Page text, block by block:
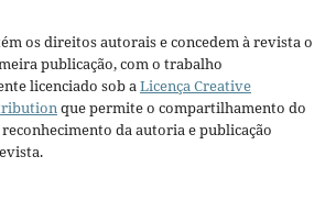
os direitos autorais e concedem à revista o
publicação, com o trabalho
licenciado sob aLicença Creative
que permite o compartilhamento do
da autoria e publicação